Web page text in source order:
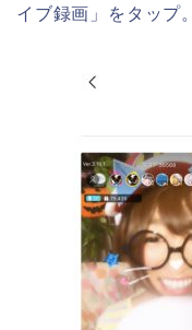
イブ録画」をタップ。